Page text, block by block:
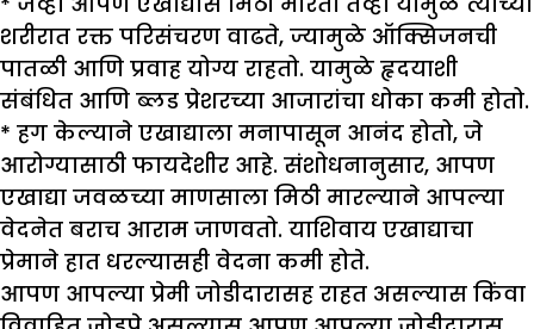
शरीरात रक्त परिसंचरण वाढते, ज्यामुळे ऑक्सिजनची
पातळी आणि प्रवाह योग्य राहतो. यामुळे हृदयाशी
संबंधित आणि ब्लड प्रेशरच्या आजारांचा धोका कमी होतो.
* हग केल्याने एखाद्याला मनापासून आनंद होतो, जे
आरोग्यासाठी फायदेशीर आहे. संशोधनानुसार, आपण
एखाद्या जवळच्या माणसाला मिठी मारल्याने आपल्या
वेदनेत बराच आराम जाणवतो. याशिवाय एखाद्याचा
प्रेमाने हात धरल्यासही वेदना कमी होते.
आपण आपल्या प्रेमी जोडीदारासह राहत असल्यास किंवा